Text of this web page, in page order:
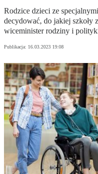
Rodzice dzieci ze
decydować, do jakiej szkoły
wiceminister rodziny i
Publikacja: 16.03.2023 19:08